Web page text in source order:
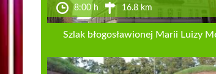
8:00 h 16.8 km
Szlak błogosławionej Marii Luizy